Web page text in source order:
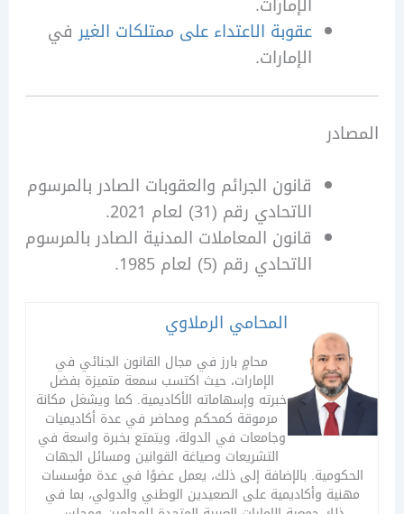
عقوبة الاعتداء على ممتلكات الغيرفي
قانون الجرائم والعقوبات الصادر بالمرسوم
الاتحادي رقم (31) لعام 2021.
قانون المعاملات المدنية الصادر بالمرسوم
الاتحادي رقم (5) لعام 1985.
المحامي الرملاوي
محامٍ بارز في مجال القانون الجنائي في
الإمارات، حيث اكتسب سمعة متميزة بفضل
خبرته وإسهاماته الأكاديمية. كما ويشغل مكانة
مرموقة كمحكم ومحاضر في عدة أكاديميات
وجامعات في الدولة، ويتمتع بخبرة واسعة في
التشريعات وصياغة القوانين ومسائل الجهات
بالإضافة إلى ذلك، يعمل عضوًا في عدة مؤسسات
وأكاديمية على الصعيدين الوطني والدولي، بما في